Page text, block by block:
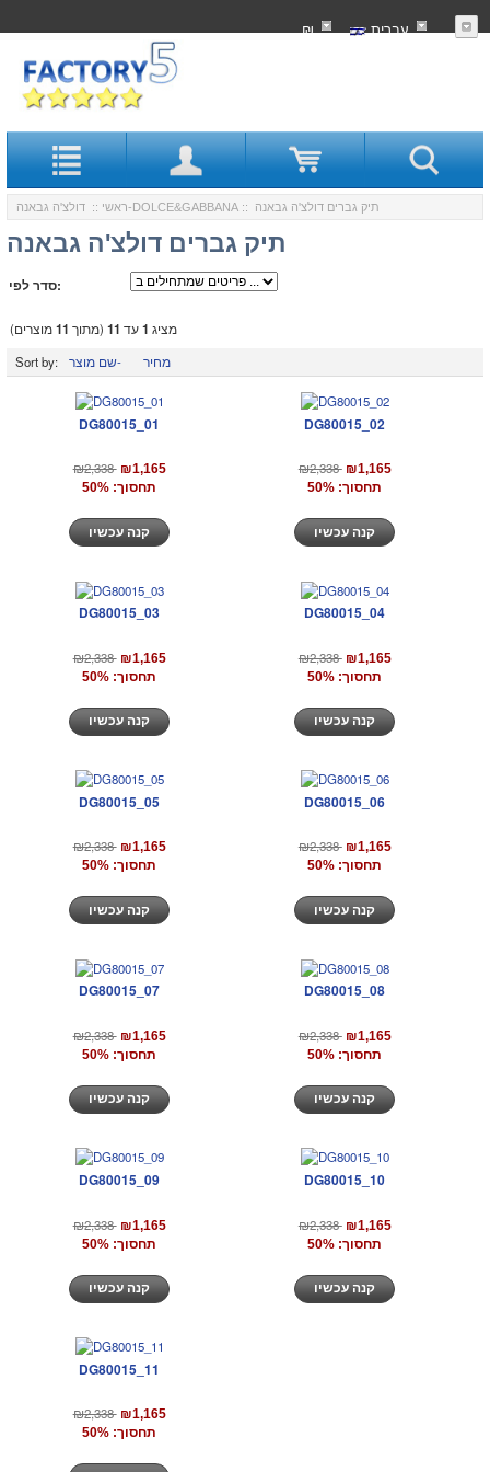
עִברִית ₪
ראשי :: דולצ'ה גבאנה-DOLCE&GABBANA :: תיק גברים דולצ'ה גבאנה
תיק גברים דולצ'ה גבאנה
סדר לפי:
מציג 1עד 11 (מתוך 11מוצרים)
Sort by:
שם מוצר- מחיר
DG80015_01
₪2,338 ₪1,165
תחסוך: 50%
DG80015_02
₪2,338 ₪1,165
תחסוך: 50%
DG80015_03
₪2,338 ₪1,165
תחסוך: 50%
DG80015_04
₪2,338 ₪1,165
תחסוך: 50%
DG80015_05
₪2,338 ₪1,165
תחסוך: 50%
DG80015_06
₪2,338 ₪1,165
תחסוך: 50%
DG80015_07
₪2,338 ₪1,165
תחסוך: 50%
DG80015_08
₪2,338 ₪1,165
תחסוך: 50%
DG80015_09
₪2,338 ₪1,165
תחסוך: 50%
DG80015_10
₪2,338 ₪1,165
תחסוך: 50%
DG80015_11
₪2,338 ₪1,165
תחסוך: 50%